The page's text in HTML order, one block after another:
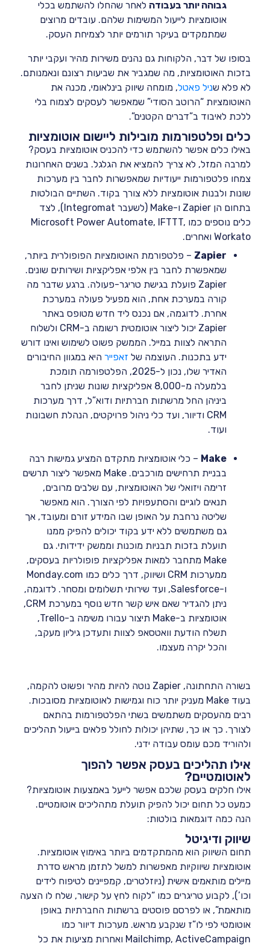
גבוהה יותר בעבודה לאחר שהחלו להשתמש בכלי
אוטומציות לייעול המשימות שלהם. עובדים מרוצים
שמתמקדים בעיקר תורמים יותר לצמיחת העסק.
בסופו של דבר, הלקוחות גם נהנים משירות מהיר ועקבי יותר
בזכות האוטומציות, מה שמגביר את שביעות רצונם ונאמנותם.
לא פלא שניל פאטל, מומחה שיווק בינלאומי, מכנה את
האוטומציות “הרוטב הסודי” שמאפשר לעסקים לצמוח בלי
ללכת לאיבוד ב”דברים הקטנים”.
כלים ופלטפורמות מובילות ליישום אוטומציות
באילו כלים אפשר להשתמש כדי להכניס אוטומציות בעסק?
למרבה המזל, לא צריך להמציא את הגלגל. בשנים האחרונות
צמחו פלטפורמות ייעודיות שמאפשרות לחבר בין מערכות
שונות ולבנות אוטומציות ללא צורך בקוד. השתיים הבולטות
בתחום הן Zapier ו-Make (לשעבר Integromat), לצד
כלים נוספים כמו Microsoft Power Automate, IFTTT,
Workato ואחרים.
Zapier – פלטפורמת האוטומציות הפופולרית ביותר,
שמאפשרת לחבר בין אלפי אפליקציות ושירותים שונים.
Zapier פועלת בגישת טריגר-פעולה. ברגע שדבר מה
קורה במערכת אחת, הוא מפעיל פעולה במערכת
אחרת. לדוגמה, אם נכנס ליד חדש מטופס באתר
Zapier יכול ליצור אוטומטית רשומה ב-CRM ולשלוח
התראה לצוות במייל. הממשק פשוט לשימוש ואינו דורש
ידע בתכנות. העוצמה של זאפייר היא במגוון החיבורים
האדיר שלו, נכון ל-2025, הפלטפורמה תומכת
בלמעלה מ-8,000 אפליקציות שונות שניתן לחבר
ביניהן החל מרשתות חברתיות ודוא”ל, דרך מערכות
CRM ודיוור, ועד כלי ניהול פרויקטים, הנהלת חשבונות
ועוד.
Make – כלי אוטומציות מתקדם המציע גמישות רבה
בבניית תרחישים מורכבים. Make מאפשר ליצור תרשים
זרימה ויזואלי של האוטומציות, עם שלבים מרובים,
תנאים לוגיים והסתעפויות לפי הצורך. הוא מאפשר
שליטה נרחבת על האופן שבו המידע זורם ומעובד, אך
גם משתמשים ללא ידע בקוד יכולים להפיק ממנו
תועלת בזכות תבניות מוכנות וממשק ידידותי. גם
Make מתחבר למאות אפליקציות פופולריות בעסקים,
ממערכות CRM ושיווק, דרך כלים כמו Monday.com
ו-Salesforce, ועד שירותי תשלומים ומסחר. לדוגמה,
ניתן להגדיר שאם איש קשר חדש נוסף במערכת CRM,
אוטומציות ב-Make תיצור עבורו משימה ב-Trello,
תשלח הודעת וואטסאפ לצוות ותעדכן גיליון מעקב,
והכל יקרה מעצמו.
בשורה התחתונה, Zapier נוטה להיות מהיר ופשוט להקמה,
בעוד Make מעניק יותר כוח וגמישות לאוטומציות מסובכות.
רבים מהעסקים משתמשים בשתי הפלטפורמות בהתאם
לצורך. כך או כך, שתיהן יכולות לחולל פלאים בייעול תהליכים
ולהוריד מכם עומס עבודה ידני.
אילו תהליכים בעסק אפשר להפוך
לאוטומטיים?
אילו חלקים בעסק שלכם אפשר לייעל באמצעות אוטומציות?
כמעט כל תחום יכול להפיק תועלת מתהליכים אוטומטיים.
הנה כמה דוגמאות בולטות:
שיווק ודיגיטל
תחום השיווק הוא מהמתקדמים ביותר באימוץ אוטומציות.
אוטומציות שיווקיות מאפשרות למשל לתזמן מראש סדרת
מיילים מותאמים אישית (ניוזלטרים, קמפיינים לטיפוח לידים
וכו’), לקבוע טריגרים כמו “לקוח לחץ על קישור, שלח לו הצעה
מותאמת”, או לפרסם פוסטים ברשתות החברתיות באופן
אוטומטי לפי לו”ז שנקבע מראש. מערכות דיוור כמו
Mailchimp, ActiveCampaign ואחרות מציעות את כל